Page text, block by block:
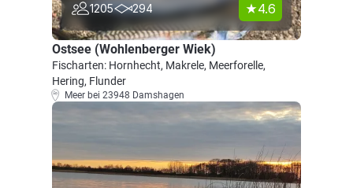
1205 294 4.6
Ostsee (Wohlenberger Wiek)
Fischarten: Hornhecht, Makrele, Meerforelle,
Hering, Flunder
Meer bei 23948 Damshagen